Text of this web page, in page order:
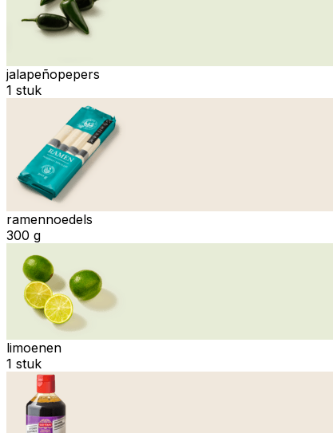
jalapeñopepers
1 stuk
ramennoedels
300 g
limoenen
1 stuk